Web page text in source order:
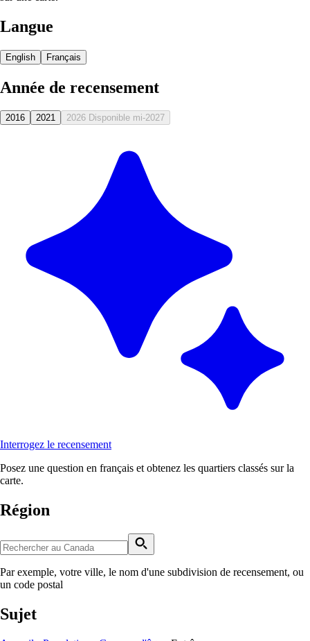
Langue
English Français
Année de recensement
2016 2021 2026 Disponible mi-2027
Interrogez le recensement
Posez une question en français et obtenez les quartiers classés sur la
carte.
Région
Par exemple, votre ville, le nom d'une subdivision de recensement, ou
un code postal
Sujet